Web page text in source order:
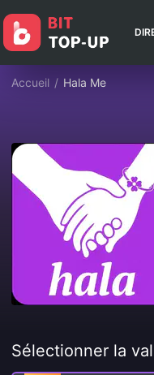
Accueil / Hala Me
Sélectionner la